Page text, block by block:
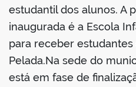
estudantil dos alunos. A
inaugurada é a Escola
para receber estudantes
Pelada.Na sede do
está em fase de